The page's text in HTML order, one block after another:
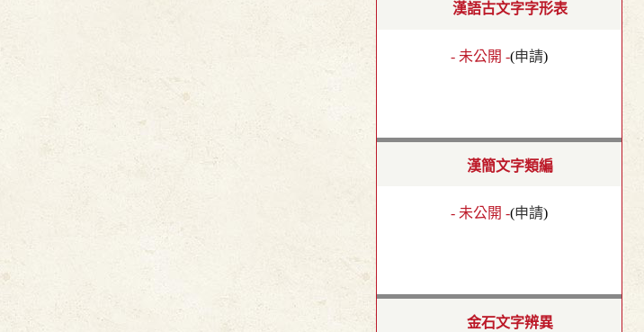
漢語古文字字形表
- 未公開 -(申請)
漢簡文字類編
- 未公開 -(申請)
金石文字辨異